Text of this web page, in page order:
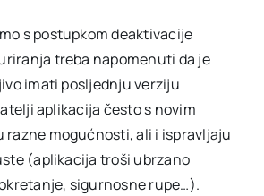
s postupkom deaktivacije
treba napomenuti da je
imati posljednju verziju
aplikacija često s novim
razne mogućnosti, ali i ispravljaju
(aplikacija troši ubrzano
sigurnosne rupe…).